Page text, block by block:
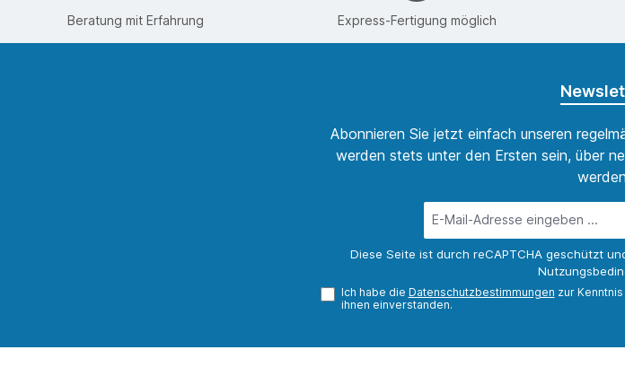
Beratung mit Erfahrung Express-Fertigung möglich
Abonnieren Sie jetzt einfach unseren
werden stets unter den Ersten sein, über
Mail-
Adresse*
Diese Seite ist durch reCAPTCHA geschützt
Ich habe die Datenschutzbestimmungen zur
ihnen einverstanden.